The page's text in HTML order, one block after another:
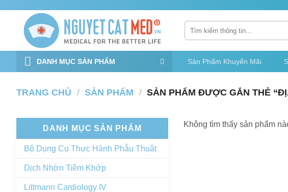
Tìm
kiếm:
DANH MỤC SẢN PHẨM Sản Phẩm Khuyến Mãi
TRANG CHỦ / SẢN PHẨM / SẢN PHẨM ĐƯỢC GẮN THẺ
DANH MỤC SẢN PHẨM
Bộ Dụng Cụ Thực Hành Phẫu Thuật
Dịch Nhờn Tiêm Khớp
Littmann Cardiology IV
Không tìm thấy sản phẩm